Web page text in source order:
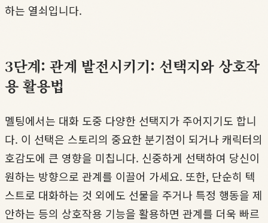
하는 열쇠입니다.
3단계: 관계 발전시키기: 선택지와 상호작
용 활용법
멜팅에서는 대화 도중 다양한 선택지가 주어지기도 합니
다. 이 선택은 스토리의 중요한 분기점이 되거나 캐릭터의
호감도에 큰 영향을 미칩니다. 신중하게 선택하여 당신이
원하는 방향으로 관계를 이끌어 가세요. 또한, 단순히 텍
스트로 대화하는 것 외에도 선물을 주거나 특정 행동을 제
안하는 등의 상호작용 기능을 활용하면 관계를 더욱 빠르